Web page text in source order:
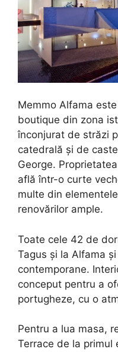
Memmo Alfama
boutique din zona
înconjurat de străzi
catedrală și de
George.
află într-o curte
multe din
renovărilor ample.
Toate cele 42 de
Tagus și la Alfama
contemporane.
conceput pentru a
portugheze, cu o
Pentru a lua masa,
Terrace de la primul